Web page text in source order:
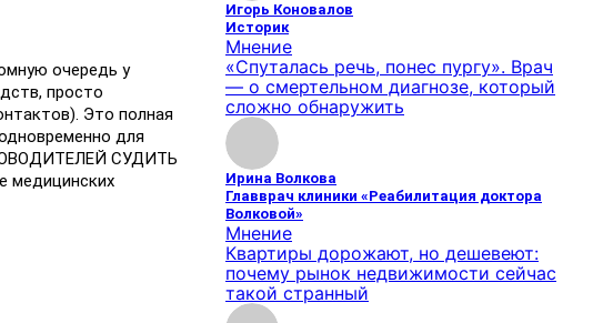
очередь у
просто
Это полная
для
СУДИТЬ
медицинских
Игорь Коновалов
Историк
Мнение
«Спуталась речь, понес пургу». Врач
— о смертельном диагнозе, который
сложно обнаружить
Ирина Волкова
Главврач клиники «Реабилитация доктора
Волковой»
Мнение
Квартиры дорожают, но дешевеют:
почему рынок недвижимости сейчас
такой странный